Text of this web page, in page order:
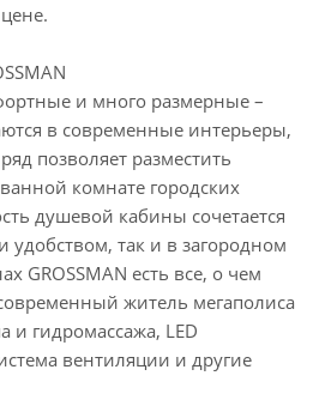
и много размерные –
в современные интерьеры,
позволяет разместить
комнате городских
душевой кабины сочетается
так и в загородном
GROSSMAN есть все, о чем
житель мегаполиса
и гидромассажа, LED
вентиляции и другие